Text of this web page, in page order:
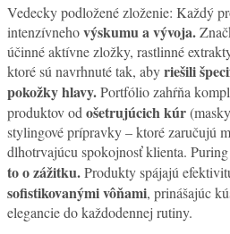
Vedecky podložené zloženie: Každý
intenzívnehovýskumu a vývoja.
účinné aktívne zložky, rastlinné
ktoré sú navrhnuté tak, abyriešili
pokožky hlavy.Portfólio zahŕňa
produktov odošetrujúcich kúr
stylingové prípravky – ktoré zaručujú
dlhotrvajúcu spokojnosť klienta.
to o zážitku.Produkty spájajú
sofistikovanými vôňami, prinášajúc
elegancie do každodennej rutiny.